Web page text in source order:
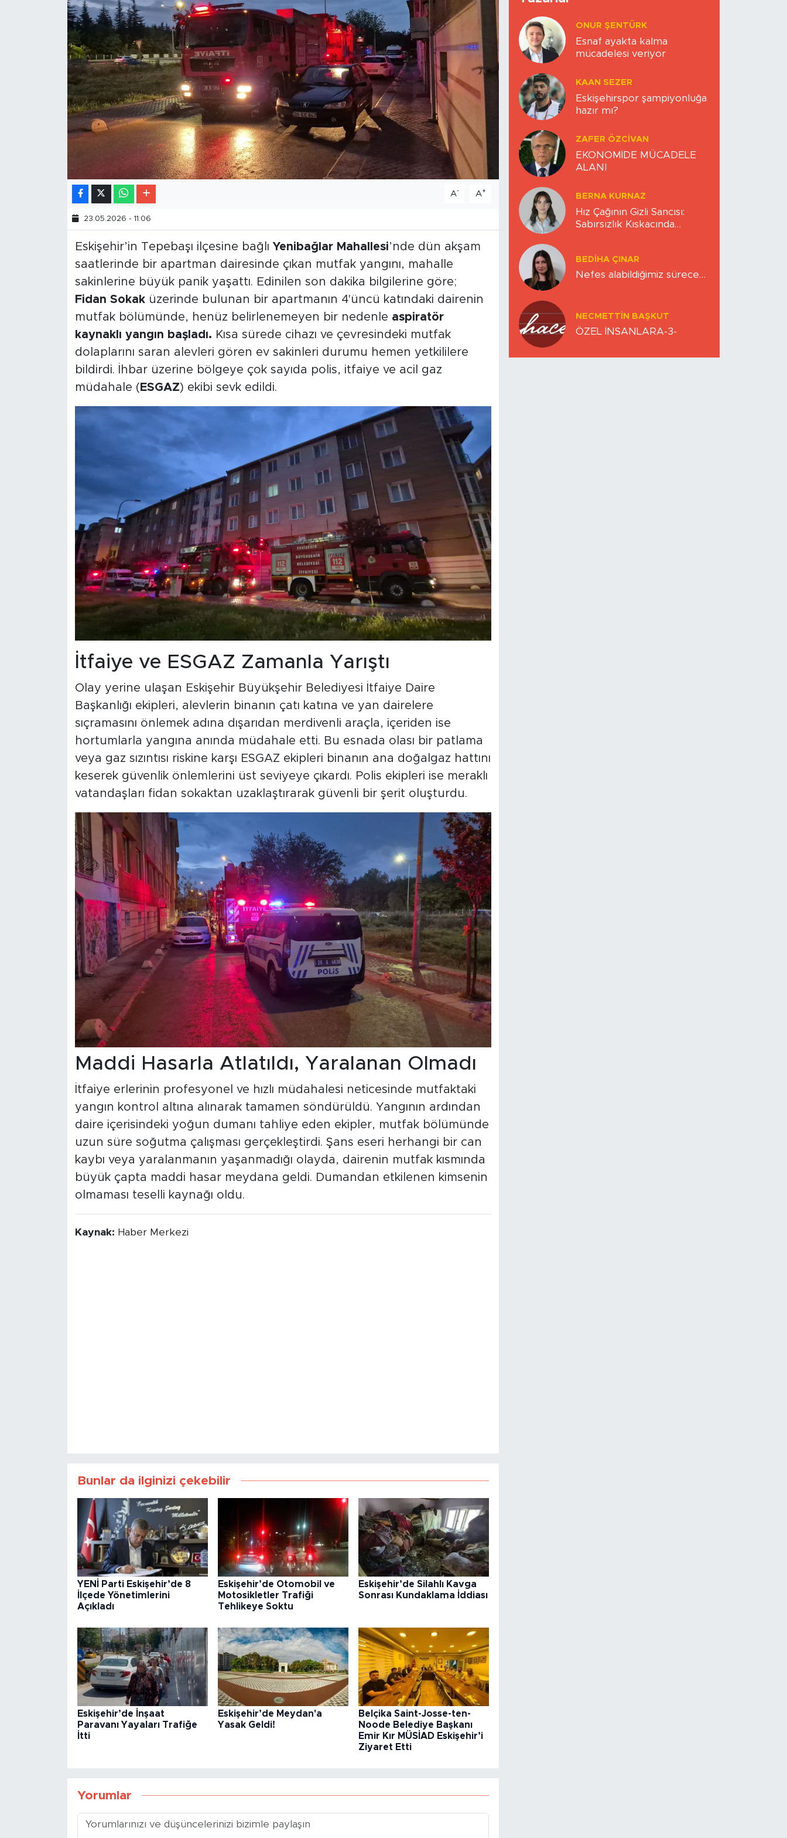
A- A+
23.05.2026 - 11:06
Eskişehir’in Tepebaşı ilçesine bağlıYenibağlar Mahallesi’nde dün akşam
saatlerinde bir apartman dairesinde çıkan mutfak yangını, mahalle
sakinlerine büyük panik yaşattı. Edinilen son dakika bilgilerine göre;
Fidan Sokaküzerinde bulunan bir apartmanın 4'üncü katındaki dairenin
mutfak bölümünde, henüz belirlenemeyen bir nedenle aspiratör
kaynaklı yangın başladı. Kısa sürede cihazı ve çevresindeki mutfak
dolaplarını saran alevleri gören ev sakinleri durumu hemen yetkililere
bildirdi. İhbar üzerine bölgeye çok sayıda polis, itfaiye ve acil gaz
müdahale ( ESGAZ) ekibi sevk edildi.
İtfaiye ve ESGAZ Zamanla Yarıştı
Olay yerine ulaşan Eskişehir Büyükşehir Belediyesi İtfaiye Daire
Başkanlığı ekipleri, alevlerin binanın çatı katına ve yan dairelere
sıçramasını önlemek adına dışarıdan merdivenli araçla, içeriden ise
hortumlarla yangına anında müdahale etti. Bu esnada olası bir patlama
veya gaz sızıntısı riskine karşı ESGAZ ekipleri binanın ana doğalgaz hattını
keserek güvenlik önlemlerini üst seviyeye çıkardı. Polis ekipleri ise meraklı
vatandaşları fidan sokaktan uzaklaştırarak güvenli bir şerit oluşturdu.
Maddi Hasarla Atlatıldı, Yaralanan Olmadı
İtfaiye erlerinin profesyonel ve hızlı müdahalesi neticesinde mutfaktaki
yangın kontrol altına alınarak tamamen söndürüldü. Yangının ardından
daire içerisindeki yoğun dumanı tahliye eden ekipler, mutfak bölümünde
uzun süre soğutma çalışması gerçekleştirdi. Şans eseri herhangi bir can
kaybı veya yaralanmanın yaşanmadığı olayda, dairenin mutfak kısmında
büyük çapta maddi hasar meydana geldi. Dumandan etkilenen kimsenin
olmaması teselli kaynağı oldu.
Kaynak: Haber Merkezi
Bunlar da ilginizi çekebilir
YENİ Parti Eskişehir’de 8
İlçede Yönetimlerini
Açıkladı
Eskişehir’de Otomobil ve
Motosikletler Trafiği
Tehlikeye Soktu
Eskişehir’de Silahlı Kavga
Sonrası Kundaklama İddiası
Eskişehir’de İnşaat
Paravanı Yayaları Trafiğe
İtti
Eskişehir’de Meydan'a
Yasak Geldi!
Belçika Saint-Josse-ten-
Noode Belediye Başkanı
Emir Kır MÜSİAD Eskişehir’i
Ziyaret Etti
Yorumlar
ONUR ŞENTÜRK
Esnaf ayakta kalma
mücadelesi veriyor
KAAN SEZER
Eskişehirspor şampiyonluğa
hazır mı?
ZAFER ÖZCIVAN
EKONOMİDE MÜCADELE
ALANI
BERNA KURNAZ
Hız Çağının Gizli Sancısı:
Sabırsızlık Kıskacında
BEDIHA ÇINAR
Nefes alabildiğimiz sürece…
NECMETTIN BAŞKUT
ÖZEL İNSANLARA-3-